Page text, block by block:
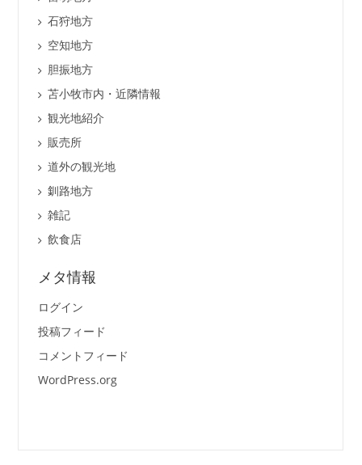
石狩地方
空知地方
胆振地方
苫小牧市内・近隣情報
観光地紹介
販売所
道外の観光地
釧路地方
雑記
飲食店
メタ情報
ログイン
投稿フィード
コメントフィード
WordPress.org